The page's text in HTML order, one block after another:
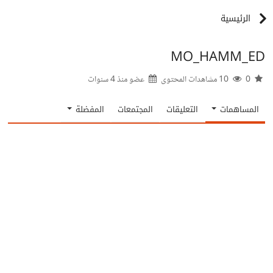
الرئيسية
MO_HAMM_ED
عضو منذ4 سنوات
المساهمات التعليقات المجتمعات المفضلة